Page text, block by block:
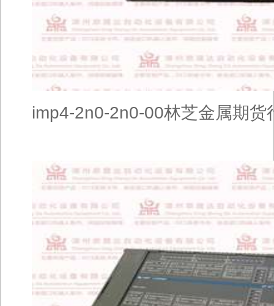
imp4-2n0-2n0-00林芝金属期货